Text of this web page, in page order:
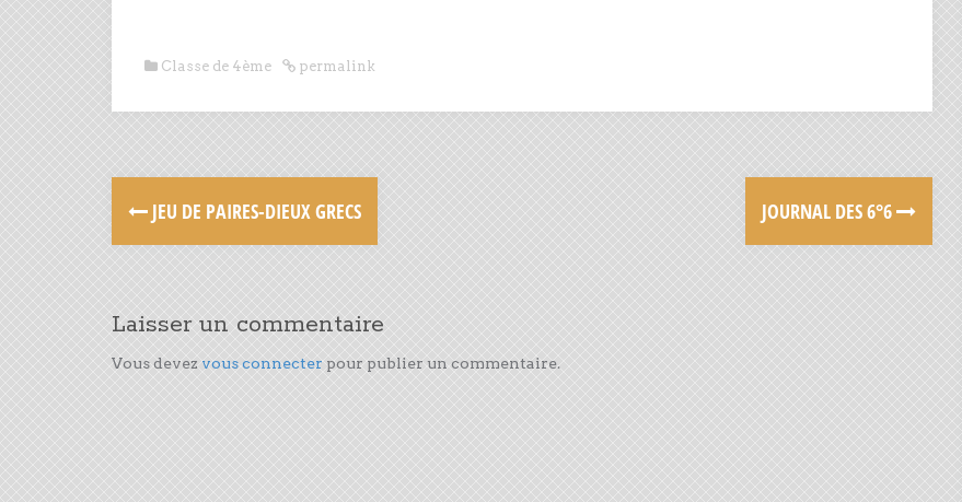
Classe de 4ème permalink
JEU DE PAIRES-DIEUX GRECS JOURNAL DES 6°6
Laisser un commentaire
Vous devez vous connecter pour publier un commentaire.